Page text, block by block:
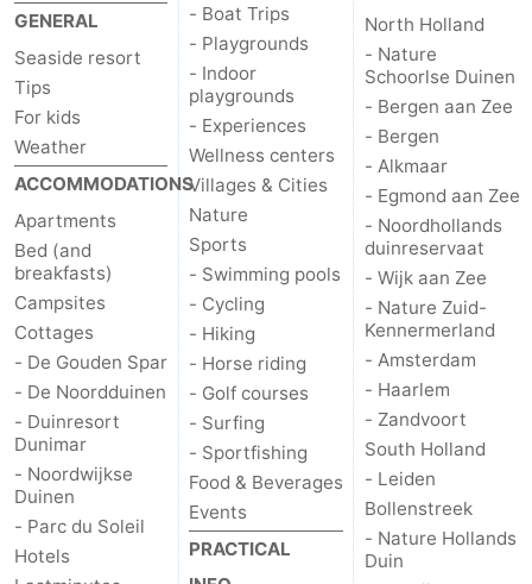
GENERAL
Seaside resort
Tips
For kids
Weather
ACCOMMODATIONS
Apartments
Bed (and
breakfasts)
Campsites
Cottages
- De Gouden Spar
- De Noordduinen
- Duinresort
Dunimar
- Noordwijkse
Duinen
- Parc du Soleil
Hotels
- Boat Trips
- Playgrounds
- Indoor
playgrounds
- Experiences
Wellness centers
Villages & Cities
Nature
Sports
- Swimming pools
- Cycling
- Hiking
- Horse riding
- Golf courses
- Surfing
- Sportfishing
Food & Beverages
Events
PRACTICAL
North Holland
- Nature
Schoorlse Duinen
- Bergen aan Zee
- Bergen
- Alkmaar
- Egmond aan Zee
- Noordhollands
duinreservaat
- Wijk aan Zee
- Nature Zuid-
Kennermerland
- Amsterdam
- Haarlem
- Zandvoort
South Holland
- Leiden
Bollenstreek
- Nature Hollands
Duin